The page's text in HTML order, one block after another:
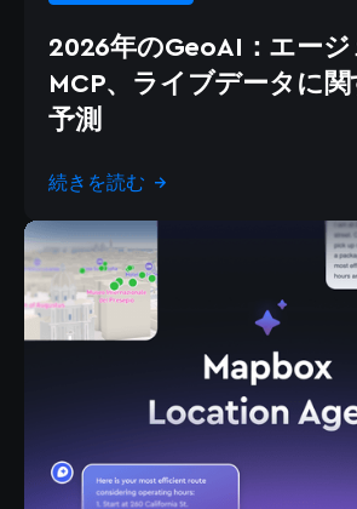
2026年のGeoAI：エージ
MCP、ライブデータに
予測
続きを読む →